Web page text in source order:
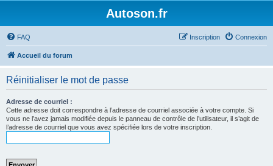
Autoson.fr
FAQ Connexion
Inscription
Accueil du forum
Réinitialiser le mot de passe
Adresse de courriel :
Cette adresse doit correspondre à l’adresse de courriel associée à votre compte. Si
vous ne l’avez jamais modifiée depuis le panneau de contrôle de l’utilisateur, il s’agit de
l’adresse de courriel que vous avez spécifiée lors de votre inscription.